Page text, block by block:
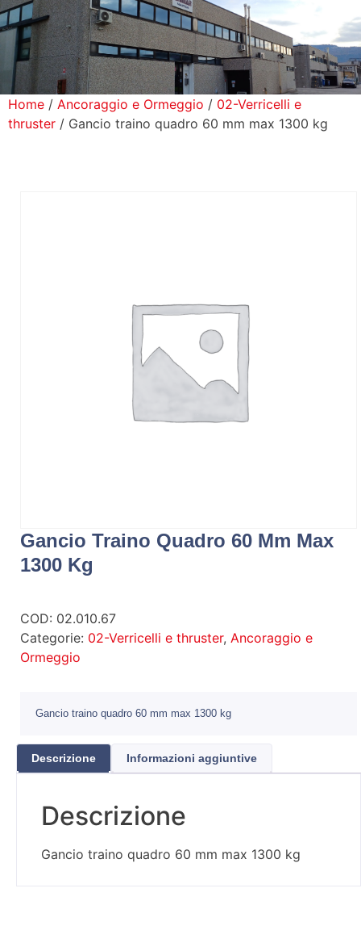
Prodotti
Home / Ancoraggio e Ormeggio / 02-Verricelli e
thruster / Gancio traino quadro 60 mm max 1300 kg
Gancio Traino Quadro 60 Mm Max
1300 Kg
COD: 02.010.67
Categorie: 02-Verricelli e thruster, Ancoraggio e
Ormeggio
Gancio traino quadro 60 mm max 1300 kg
Descrizione Informazioni aggiuntive
Descrizione
Gancio traino quadro 60 mm max 1300 kg